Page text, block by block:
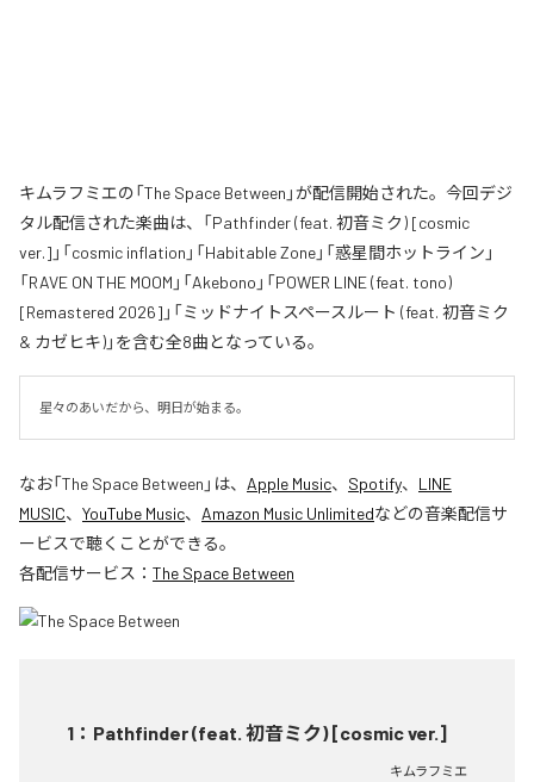
キムラフミエの「The Space Between」が配信開始された。今回デジ
タル配信された楽曲は、「Pathfinder (feat. 初音ミク) [cosmic
ver.]」「cosmic inflation」「Habitable Zone」「惑星間ホットライン」
「RAVE ON THE MOOM」「Akebono」「POWER LINE (feat. tono)
[Remastered 2026]」「ミッドナイトスペースルート (feat. 初音ミク
& カゼヒキ)」を含む全8曲となっている。
星々のあいだから、明日が始まる。
なお「The Space Between 」は、 Apple Music、 Spotify、 LINE
MUSIC、 YouTube Music、 Amazon Music Unlimitedなどの音楽配信サ
ービスで聴くことができる。
各配信サービス： The Space Between
1 ： Pathfinder (feat. 初音ミク) [cosmic ver.]
キムラフミエ